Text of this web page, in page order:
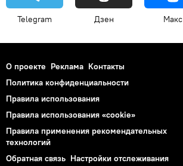
Telegram Дзен Макс
О проекте Реклама Контакты
Политика конфиденциальности
Правила использования
Правила использования «cookie»
Правила применения рекомендательных
технологий
Обратная связь Настройки отслеживания